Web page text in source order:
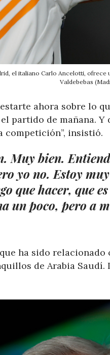
el italiano Carlo Ancelotti,
Valdebebas
ahora sobre lo
partido de mañana.
competición”, insistió.
Muy bien.
yo no. Estoy
que hacer, que
un poco, pero a
ha sido relacionado
de Arabia